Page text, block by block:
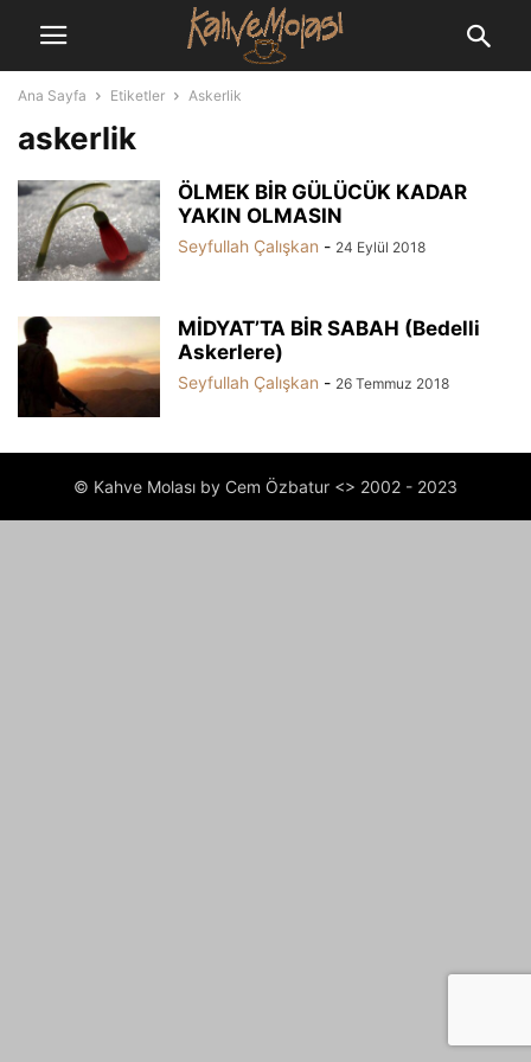
Ana Sayfa Etiketler Askerlik
askerlik
ÖLMEK BİR GÜLÜCÜK KADAR
YAKIN OLMASIN
Seyfullah Çalışkan - 24 Eylül 2018
MİDYAT’TA BİR SABAH (Bedelli
Askerlere)
Seyfullah Çalışkan - 26 Temmuz 2018
© Kahve Molası by Cem Özbatur <> 2002 - 2023